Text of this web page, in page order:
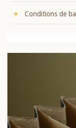
Conditions de